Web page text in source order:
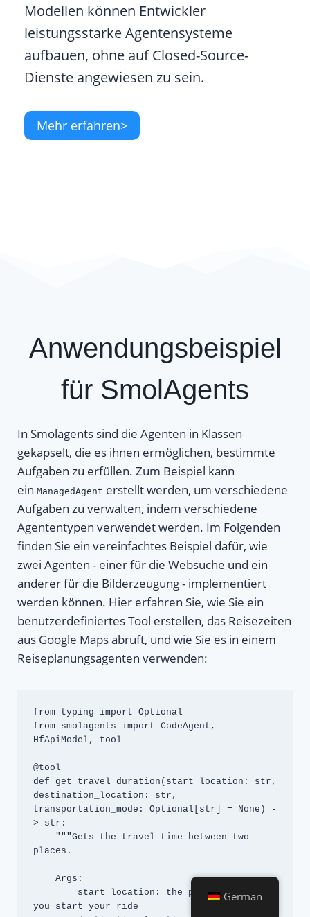
Modellen können Entwickler
leistungsstarke Agentensysteme
aufbauen, ohne auf Closed-Source-
Dienste angewiesen zu sein.
Mehr erfahren>
Anwendungsbeispiel
für SmolAgents
In Smolagents sind die Agenten in Klassen
gekapselt, die es ihnen ermöglichen, bestimmte
Aufgaben zu erfüllen. Zum Beispiel kann
ein ManagedAgent erstellt werden, um verschiedene
Aufgaben zu verwalten, indem verschiedene
Agententypen verwendet werden. Im Folgenden
finden Sie ein vereinfachtes Beispiel dafür, wie
zwei Agenten - einer für die Websuche und ein
anderer für die Bilderzeugung - implementiert
werden können. Hier erfahren Sie, wie Sie ein
benutzerdefiniertes Tool erstellen, das Reisezeiten
aus Google Maps abruft, und wie Sie es in einem
Reiseplanungsagenten verwenden:
from typing import Optional
from smolagents import CodeAgent,
HfApiModel, tool
@tool
def get_travel_duration(start_location: str,
destination_location: str,
transportation_mode: Optional[str] = None) -
> str:
places.
you start your ride
German